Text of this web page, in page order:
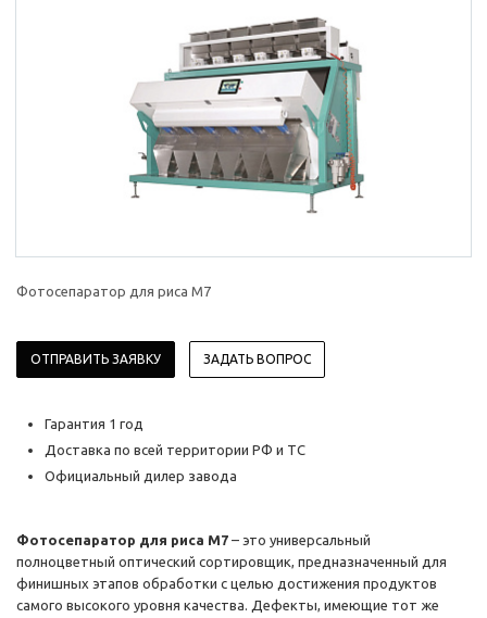
Фотосепаратор для риса M7
ОТПРАВИТЬ ЗАЯВКУ ЗАДАТЬ ВОПРОС
Гарантия 1 год
Доставка по всей территории РФ и ТС
Официальный дилер завода
Фотосепаратор для риса M7 – это универсальный
полноцветный оптический сортировщик, предназначенный для
финишных этапов обработки с целью достижения продуктов
самого высокого уровня качества. Дефекты, имеющие тот же